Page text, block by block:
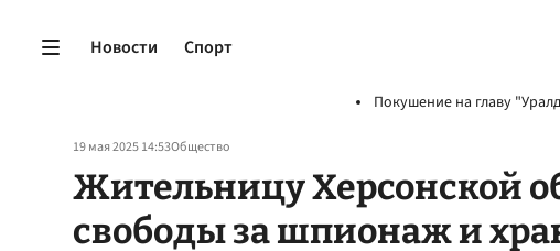
Новости Спорт
Покушение на главу
19 мая 2025 14:53Общество
Жительницу Херсонской
свободы за шпионаж и